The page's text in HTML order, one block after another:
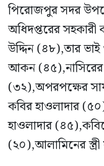
পিরোজপুর সদর
অধিদপ্তরের সহকারী
উদ্দিন (৪৮),তার
আকন (৪৫),নাসিরের
(৩২),অপরপক্ষের
কবির হাওলাদার
হাওলাদার
(২০),আলামিনের